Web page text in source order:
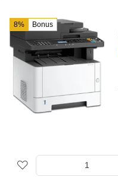
8% Bonus